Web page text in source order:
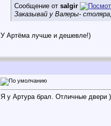
Сообщение от salgir
Заказывай у Валеры-
У Артёма лучше и дешевле!)
Я у Артура брал. Отличные двери